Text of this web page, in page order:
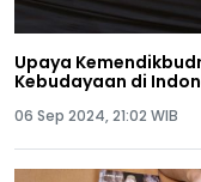
Upaya
Kebudayaan di
06 Sep 2024, 21:02 WIB